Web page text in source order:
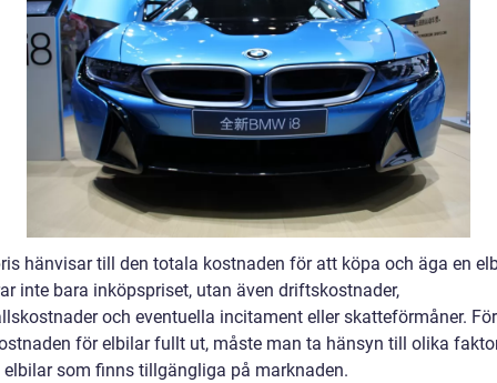
hänvisar till den totala kostnaden för att köpa och äga en
inte bara inköpspriset, utan även driftskostnader,
och eventuella incitament eller skatteförmåner.
för elbilar fullt ut, måste man ta hänsyn till olika
elbilar som finns tillgängliga på marknaden.